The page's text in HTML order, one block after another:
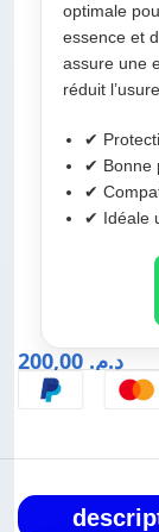
optimale
essence et
assure une
réduit
✔
✔ Bonne
✔
✔ Idéale
د.م.